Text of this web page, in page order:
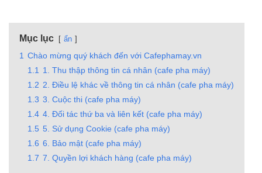
Mục lục ẩn
1 Chào mừng quý khách đến với Cafephamay.vn
1.1
1. Thu thập thông tin cá nhân (cafe pha máy)
1.2 2. Điều lệ khác về thông tin cá nhân (cafe pha máy)
1.3 3. Cuộc thi (cafe pha máy)
1.4 4. Đối tác thứ ba và liên kết (cafe pha máy)
1.5 5. Sử dụng Cookie (cafe pha máy)
1.6 6. Bảo mật (cafe pha máy)
1.7 7. Quyền lợi khách hàng (cafe pha máy)